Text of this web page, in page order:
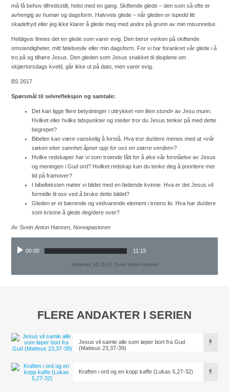
må få behov tilfredsstilt, helst med en gang. Skiftende glede – den som så ofte er
avhengig av humør og dagsform. Halvveis glede – når gleden er ispedd litt
skadefryd eller jeg ikke klarer å glede meg med andre på grunn av min misunnelse.
Heldigvis finnes det en glede som varer evig. Den beror verken på skiftende
omstendigheter, mitt følelsesliv eller min dagsform. For vi har forankret vår glede i å
tro på og tilhøre Jesus. Den gleden som Jesus snakket til disiplene om
skjærtorsdags kveld, går ikke ut på dato, men varer evig.
BS 2617
Spørsmål til selvrefleksjon og samtale:
Det kan ligge flere betydninger i uttrykket «en liten stund» av Jesu munn.
Hvilket eller hvilke tidspunkter og steder tror du Jesus tenker på med dette
begrepet?
Bibelen kan være vanskelig å forstå. Hva tror du/dere menes med at «vår
søken etter sannhet åpner opp for oss en større verden»?
Hvilke redskaper har vi som troende fått for å øke vår forståelse av Jesus
og meningen i Gud ord? Hvilket redskap kan du tenke deg å prioritere mer
tid på framover?
I bibelteksten møter vi bildet med en fødende kvinne. Hva er det Jesus vil
formidle til oss ved å bruke dette bildet?
Gleden er et bærende og vedvarende element i troens liv. Hva har du/dere
som kristne å glede deg/dere over?
Av Svein Anton Hansen, Noreapastoren
00:00 11:15
Johannes 16,16-22, Svein Anton Hansen
FLERE ANDAKTER I SERIEN
Jesus vil samle alle som løper bort fra Gud
(Matteus 23,37-39)
Kraften i ord og en kopp kaffe (Lukas 5,27-32)